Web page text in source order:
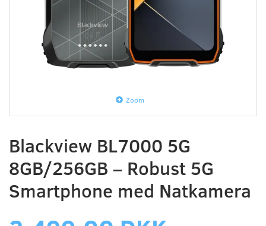
Zoom
Blackview BL7000 5G
8GB/256GB – Robust 5G
Smartphone med Natkamera